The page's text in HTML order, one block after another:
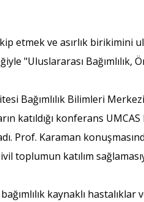
etmek ve asırlık
"Uluslararası Bağımlılık,
Bağımlılık Bilimleri
katıldığı konferans
Prof. Karaman
toplumun katılım
kaynaklı